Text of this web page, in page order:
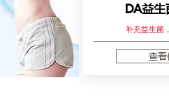
DA益
补充益生菌
查